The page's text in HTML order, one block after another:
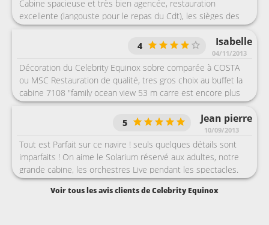
Cabine spacieuse et très bien agencée, restauration
excellente (langouste pour le repas du Cdt), les sièges des
différents bars très confortables. Parmi les originalités une
vrai pelouse sur le pont 14 et un spectacle de souffleurs de
Isabelle
04/11/2013
4
Décoration du Celebrity Equinox sobre comparée à COSTA
ou MSC Restauration de qualité, tres gros choix au buffet la
cabine 7108 "family ocean view 53 m carre est encore plus
grande qu'une suite, moins bien amenagée bien sûr et les
services en moins, mais elle est d'un tres bon rapport
quialité / prix car pour la taille elle est au même prix que les
autres cabines balcon, juste un inconvenient beaucoup de
vibrations et de bruit quand le navire accoste peu d
animations en journée, on regrette que les jeux ne soient
pas laissés à disposition sur la partie gazon. Cette compagnie
n est pas adaptée aux familles mais plus aux couples grand
Jean pierre
10/09/2013
5
Tout est Parfait sur ce navire ! seuls quelques détails sont
imparfaits ! On aime le Solarium réservé aux adultes, notre
grande cabine, les orchestres Live pendant les spectacles.
Au restaurant c'est l'AMERIQUE : nouriture excellente, bar à
Sushi (1000 à 1500 jours !!!!). croisière Equinox du
Voir tous les avis clients de Celebrity Equinox